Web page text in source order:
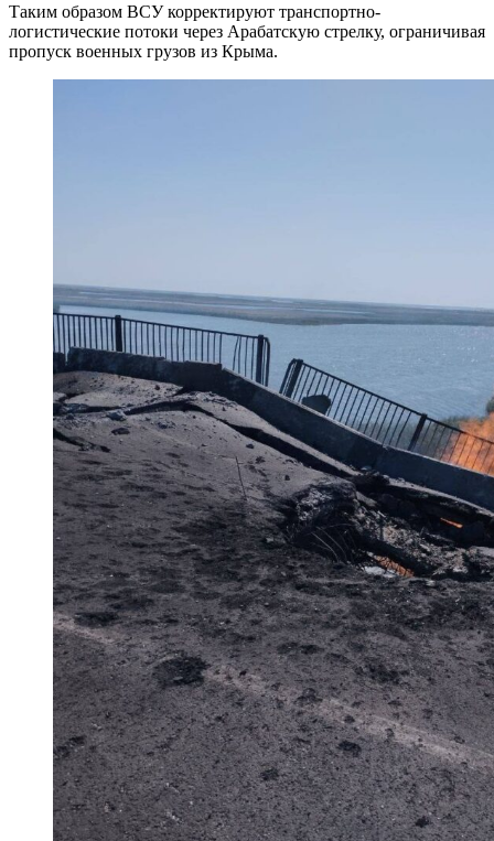
Таким образом ВСУ корректируют транспортно-
логистические потоки через Арабатскую стрелку, ограничивая
пропуск военных грузов из Крыма.